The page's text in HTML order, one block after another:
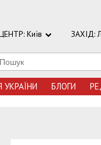
Київ ЗАХІД:
УКРАЇНИ БЛОГИ